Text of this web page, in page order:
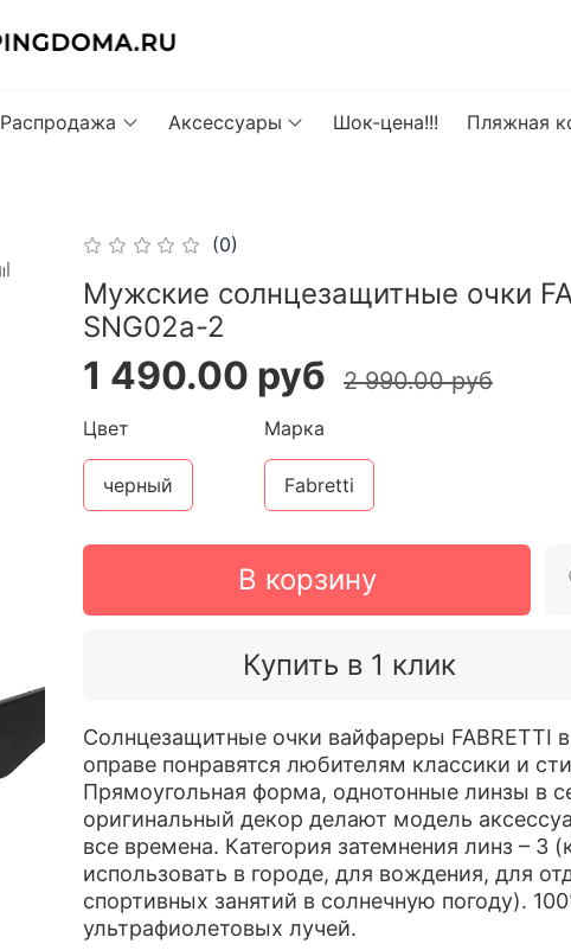
Распродажа Аксессуары Шок-цена!!! Пляжная
(0)
Мужские солнцезащитные очки
SNG02a-2
1 490.00 руб 2 990.00 руб
В корзину
Купить в 1 клик
Цвет
черный
Марка
Fabretti
Солнцезащитные очки вайфареры FABRETTI
оправе понравятся любителям классики и
Прямоугольная форма, однотонные линзы в
оригинальный декор делают модель
все времена. Категория затемнения линз – 3
использовать в городе, для вождения, для
спортивных занятий в солнечную погоду).
ультрафиолетовых лучей.